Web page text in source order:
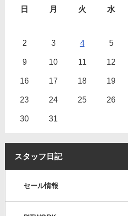
日 月 火 水
2 3 4 5
9 10 11 12
16 17 18 19
23 24 25 26
30 31
スタッフ日記
セール情報